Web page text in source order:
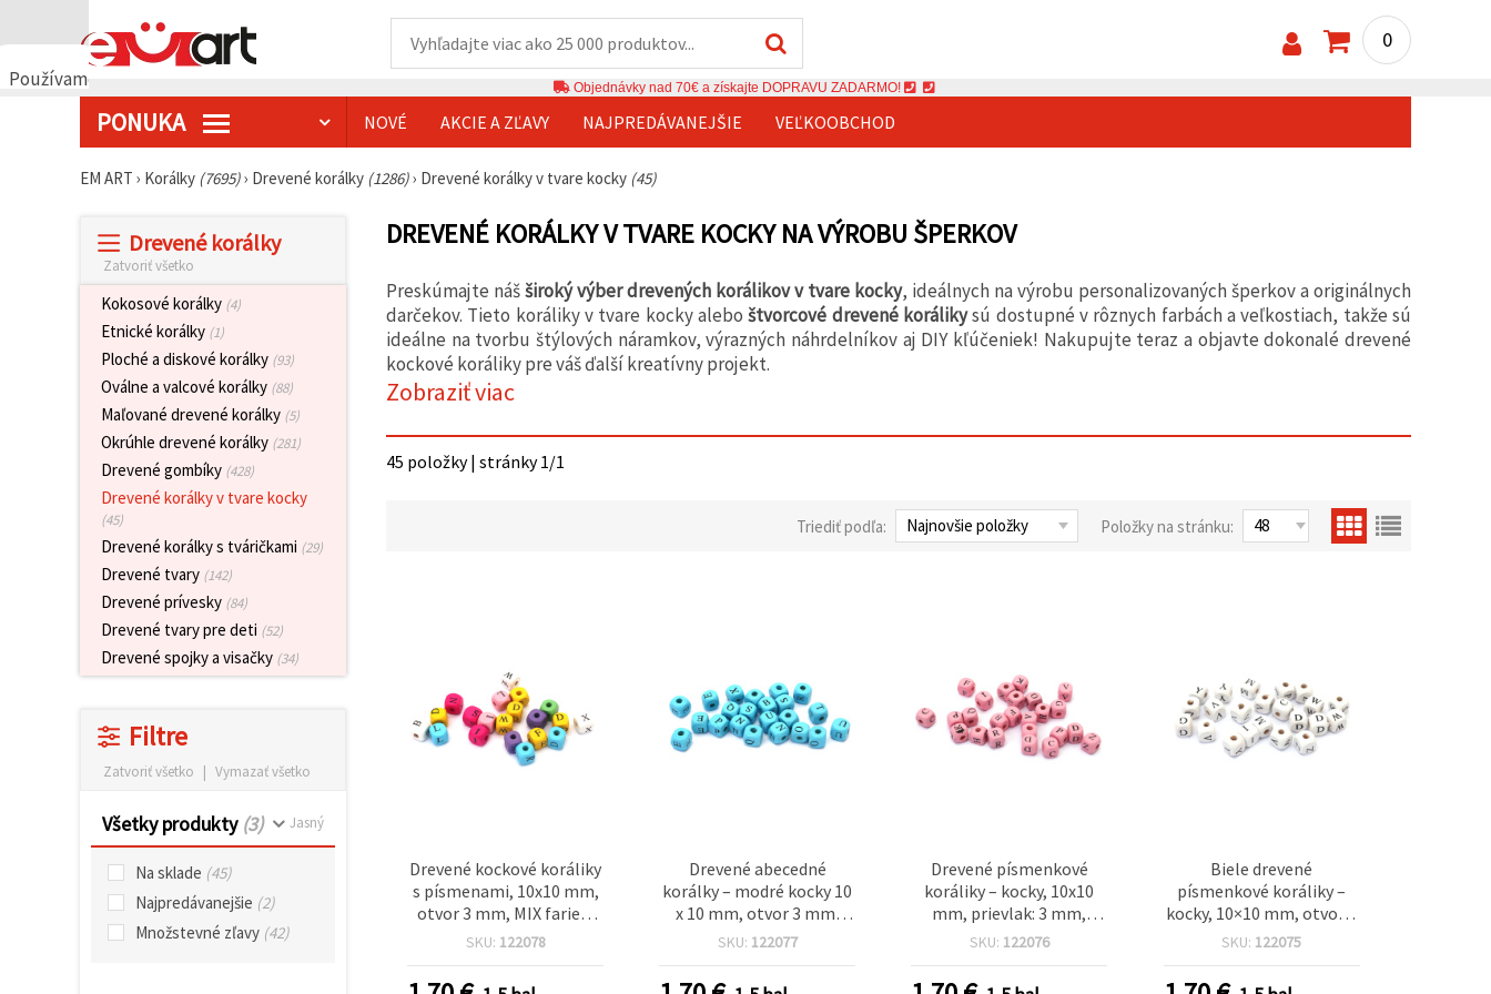
Používame
0
Objednávky nad 70€ a získajte DOPRAVU ZADARMO!
PONUKA NOVÉ AKCIE A ZĽAVY NAJPREDÁVANEJŠIE VEĽKOOBCHOD
EM ART › Korálky (7695)› Drevené korálky (1286)› Drevené korálky v tvare kocky (45)
Drevené korálky
Zatvoriť všetko
Kokosové korálky (4)
Etnické korálky (1)
Ploché a diskové korálky (93)
Oválne a valcové korálky (88)
Maľované drevené korálky (5)
Okrúhle drevené korálky (281)
Drevené gombíky (428)
Drevené korálky v tvare kocky
(45)
Drevené korálky s tváričkami (29)
Drevené tvary (142)
Drevené prívesky (84)
Drevené tvary pre deti (52)
Drevené spojky a visačky (34)
Filtre
Zatvoriť všetko | Vymazať všetko
Všetky produkty (3) Jasný
Na sklade (45)
Najpredávanejšie (2)
Množstevné zľavy (42)
DREVENÉ KORÁLKY V TVARE KOCKY NA VÝROBU ŠPERKOV
Preskúmajte nášširoký výber drevených korálikov v tvare kocky, ideálnych na výrobu personalizovaných šperkov a originálnych
darčekov. Tieto koráliky v tvare kocky aleboštvorcové drevené korálikysú dostupné v rôznych farbách a veľkostiach, takže sú
ideálne na tvorbu štýlových náramkov, výrazných náhrdelníkov aj DIY kľúčeniek! Nakupujte teraz a objavte dokonalé drevené
kockové koráliky pre váš ďalší kreatívny projekt.
Zobraziť viac
45 položky | stránky 1/1
Triediť podľa: Položky na stránku:
Drevené kockové koráliky
s písmenami, 10x10 mm,
otvor 3 mm, MIX farieb,
~56 ks (~35 g)
SKU: 122078
Drevené abecedné
korálky – modré kocky 10
x 10 mm, otvor 3 mm,
sada ±56 ks (±35 g), mix
náramky, náhrdelníky,
SKU: 122077
Drevené písmenkové
koráliky – kocky, 10x10
mm, prievlak: 3 mm,
ružové, ~56 ks (~35 g)
SKU: 122076
Biele drevené
písmenkové koráliky –
kocky, 10×10 mm, otvor 3
mm, ~56 ks (~35 g)
SKU: 122075